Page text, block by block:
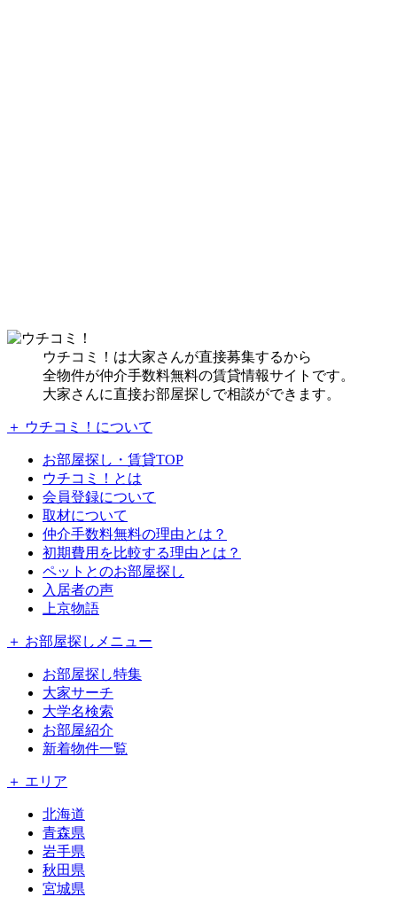
ウチコミ！は大家さんが直接募集するから
全物件が仲介手数料無料の賃貸情報サイトです。
大家さんに直接お部屋探しで相談ができます。
＋ ウチコミ！について
お部屋探し・賃貸TOP
ウチコミ！とは
会員登録について
取材について
仲介手数料無料の理由とは？
初期費用を比較する理由とは？
ペットとのお部屋探し
入居者の声
上京物語
＋ お部屋探しメニュー
お部屋探し特集
大家サーチ
大学名検索
お部屋紹介
新着物件一覧
＋ エリア
北海道
青森県
岩手県
秋田県
宮城県